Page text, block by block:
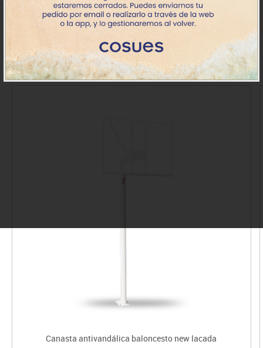
IVA incluido
Productos de la misma categoría
Canasta antivandálica baloncesto new lacada